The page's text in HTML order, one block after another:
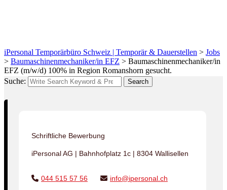
iPersonal Temporärbüro Schweiz | Temporär & Dauerstellen > Jobs
> Baumaschinenmechaniker/in EFZ > Baumaschinenmechaniker/in
EFZ (m/w/d) 100% in Region Romanshorn gesucht.
Suche:
Search
Schriftliche Bewerbung
iPersonal AG | Bahnhofplatz 1c | 8304 Wallisellen
044 515 57 56 info@ipersonal.ch